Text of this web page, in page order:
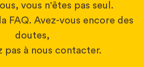
vous n'êtes pas seul.
FAQ. Avez-vous encore des
doutes,
pas à nous contacter.